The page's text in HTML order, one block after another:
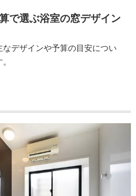
で選ぶ浴室の窓デザイン
デザインや予算の目安につい